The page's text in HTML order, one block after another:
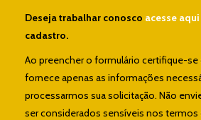
Deseja trabalhar conosco acesse aqui
cadastro.
Ao preencher o formulário certifique-se
fornece apenas as informações
processarmos sua solicitação. Não
ser considerados sensíveis nos termos